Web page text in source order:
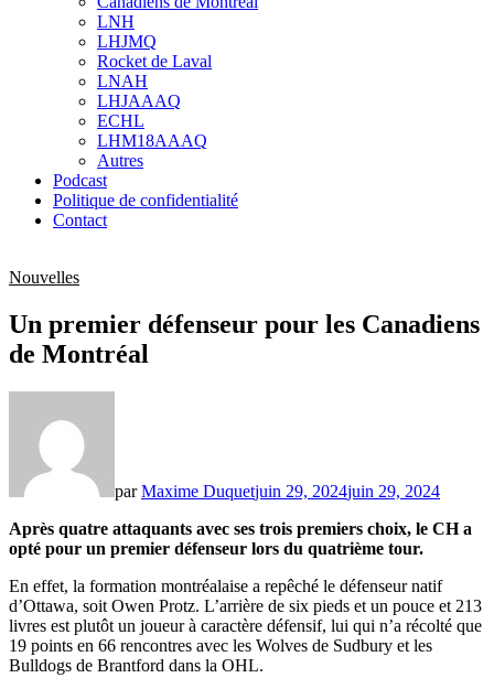
sub
menu
LNH
LHJMQ
Rocket de Laval
LNAH
LHJAAAQ
ECHL
LHM18AAAQ
Autres
Podcast
Politique de confidentialité
Contact
Nouvelles
Un premier défenseur pour les Canadiens
de Montréal
parMaxime Duquetjuin 29, 2024juin 29, 2024
Après quatre attaquants avec ses trois premiers choix, le CH a
opté pour un premier défenseur lors du quatrième tour.
En effet, la formation montréalaise a repêché le défenseur natif
d’Ottawa, soit Owen Protz. L’arrière de six pieds et un pouce et 213
livres est plutôt un joueur à caractère défensif, lui qui n’a récolté que
19 points en 66 rencontres avec les Wolves de Sudbury et les
Bulldogs de Brantford dans la OHL.